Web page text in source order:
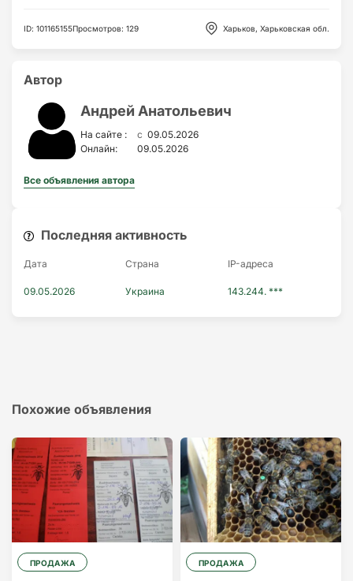
ID: 101165155Просмотров: 129 Харьков, Харьковская обл.
Автор
Андрей Анатольевич
На сайте : c 09.05.2026
Онлайн:
09.05.2026
Все объявления автора
Последняя активность
Дата Страна IP-адресa
09.05.2026 Украина 143.244. ***
Похожие объявления
ПРОДАЖА ПРОДАЖА